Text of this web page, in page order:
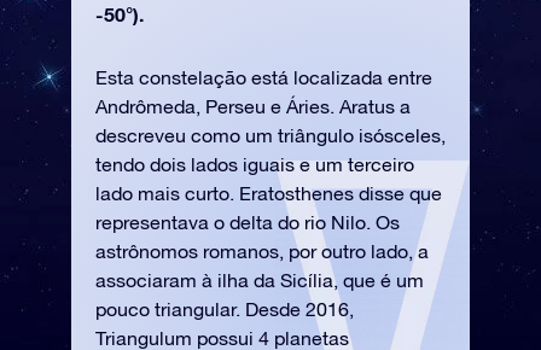
-50°).
Esta constelação está localizada entre
Andrômeda, Perseu e Áries. Aratus a
descreveu como um triângulo isósceles,
tendo dois lados iguais e um terceiro
lado mais curto. Eratosthenes disse que
representava o delta do rio Nilo. Os
astrônomos romanos, por outro lado, a
associaram à ilha da Sicília, que é um
pouco triangular. Desde 2016,
Triangulum possui 4 planetas